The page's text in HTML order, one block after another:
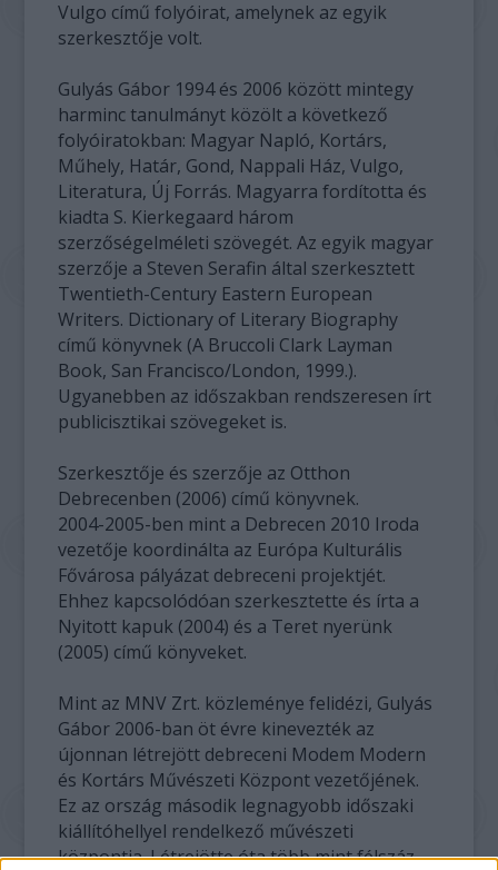
Vulgo című folyóirat, amelynek az egyik
szerkesztője volt.
Gulyás Gábor 1994 és 2006 között mintegy
harminc tanulmányt közölt a következő
folyóiratokban: Magyar Napló, Kortárs,
Műhely, Határ, Gond, Nappali Ház, Vulgo,
Literatura, Új Forrás. Magyarra fordította és
kiadta S. Kierkegaard három
szerzőségelméleti szövegét. Az egyik magyar
szerzője a Steven Serafin által szerkesztett
Twentieth-Century Eastern European
Writers. Dictionary of Literary Biography
című könyvnek (A Bruccoli Clark Layman
Book, San Francisco/London, 1999.).
Ugyanebben az időszakban rendszeresen írt
publicisztikai szövegeket is.
Szerkesztője és szerzője az Otthon
Debrecenben (2006) című könyvnek.
2004-2005-ben mint a Debrecen 2010 Iroda
vezetője koordinálta az Európa Kulturális
Fővárosa pályázat debreceni projektjét.
Ehhez kapcsolódóan szerkesztette és írta a
Nyitott kapuk (2004) és a Teret nyerünk
(2005) című könyveket.
Mint az MNV Zrt. közleménye felidézi, Gulyás
Gábor 2006-ban öt évre kinevezték az
újonnan létrejött debreceni Modem Modern
és Kortárs Művészeti Központ vezetőjének.
Ez az ország második legnagyobb időszaki
kiállítóhellyel rendelkező művészeti
központja. Létrejötte óta több mint félszáz